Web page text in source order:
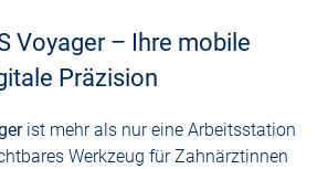
Voyager – Ihre mobile
Präzision
ist mehr als nur eine Arbeitsstation
Werkzeug für Zahnärztinnen